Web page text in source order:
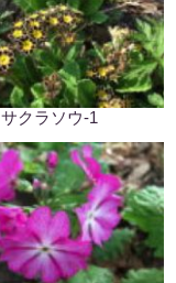
サクラソウ-1